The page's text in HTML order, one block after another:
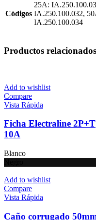
Códigos
25A:
IA.250.100.032,
IA.250.100.034
Productos relacionados
Add to wishlist
Compare
Vista Rápida
Ficha Electraline 2P+T
10A
Blanco
Add to wishlist
Compare
Vista Rápida
Caño corrugado